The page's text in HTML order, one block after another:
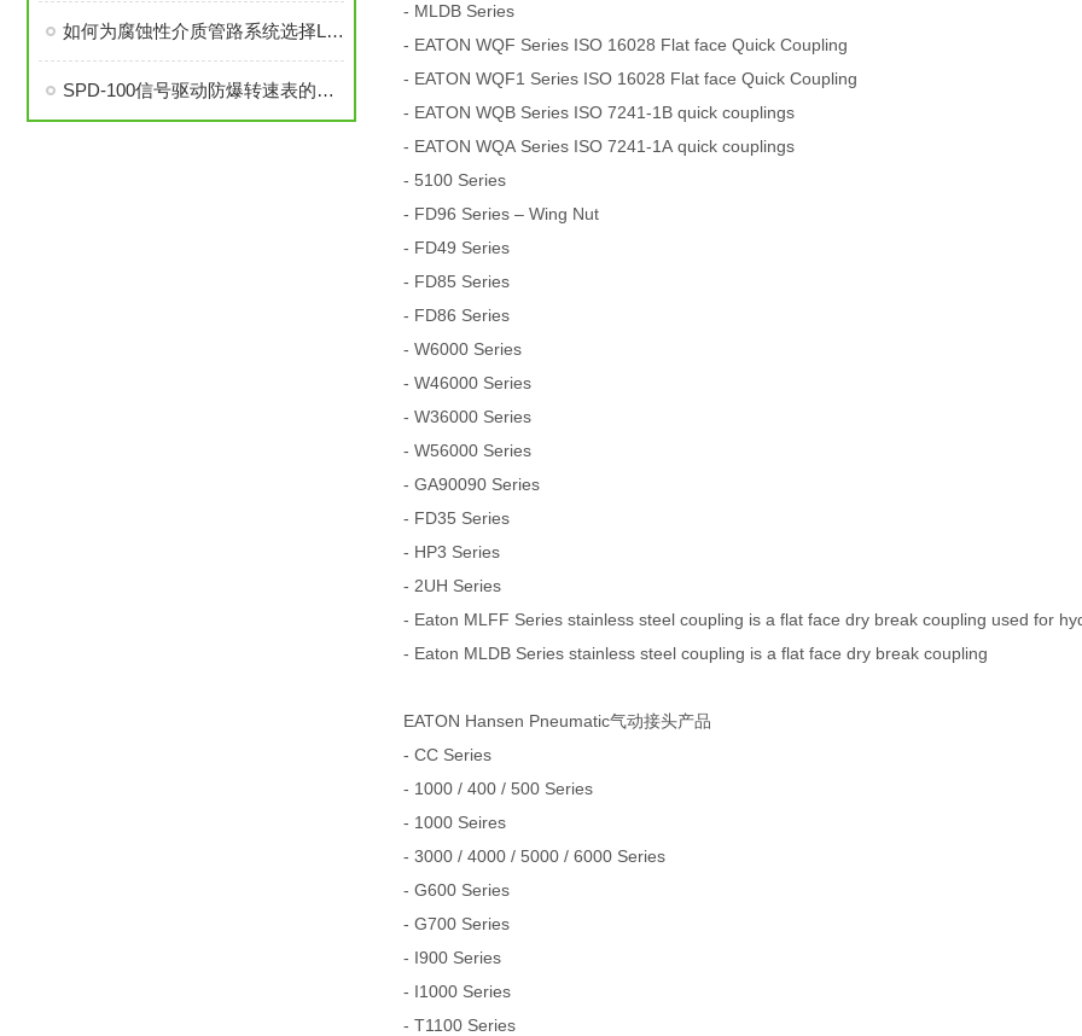
如何为腐蚀性介质管路系统选择L7000 316不锈钢部件？
SPD-100信号驱动防爆转速表的安装与调试步骤详解
- MLDB Series
- EATON WQF Series ISO 16028 Flat face Quick Coupling
- EATON WQF1 Series ISO 16028 Flat face Quick Coupling
- EATON WQB Series ISO 7241-1B quick couplings
- EATON WQA Series ISO 7241-1A quick couplings
- 5100 Series
- FD96 Series – Wing Nut
- FD49 Series
- FD85 Series
- FD86 Series
- W6000 Series
- W46000 Series
- W36000 Series
- W56000 Series
- GA90090 Series
- FD35 Series
- HP3 Series
- 2UH Series
- Eaton MLFF Series stainless steel coupling is a flat face dry break coupling used for
- Eaton MLDB Series stainless steel coupling is a flat face dry break coupling
EATON Hansen Pneumatic气动接头产品
- CC Series
- 1000 / 400 / 500 Series
- 1000 Seires
- 3000 / 4000 / 5000 / 6000 Series
- G600 Series
- G700 Series
- I900 Series
- I1000 Series
- T1100 Series